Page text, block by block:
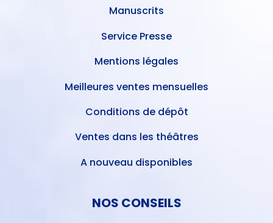
Manuscrits
Service Presse
Mentions légales
Meilleures ventes mensuelles
Conditions de dépôt
Ventes dans les théâtres
A nouveau disponibles
NOS CONSEILS